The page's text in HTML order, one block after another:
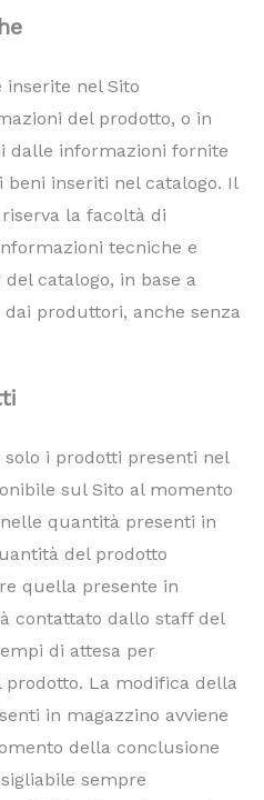
nel Sito
del prodotto, o in
dalle informazioni fornite
inseriti nel catalogo. Il
la facoltà di
tecniche e
catalogo, in base a
produttori, anche senza
i prodotti presenti nel
sul Sito al momento
quantità presenti in
del prodotto
quella presente in
contattato dallo staff del
di attesa per
prodotto. La modifica della
in magazzino avviene
della conclusione
sempre